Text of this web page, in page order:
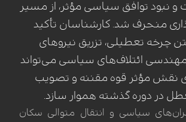
و نبود توافق سیاسی مؤثر، از مسیر
منحرف شد. کارشناسان تأکید
چرخه تعطیلی، تزریق نیروهای
ائتلاف‌های سیاسی می‌تواند
نقش مؤثر قوه مقننه و تصویب
در دوره گذشته هموار سازد.
سیاسی و انتقال متوالی سکان